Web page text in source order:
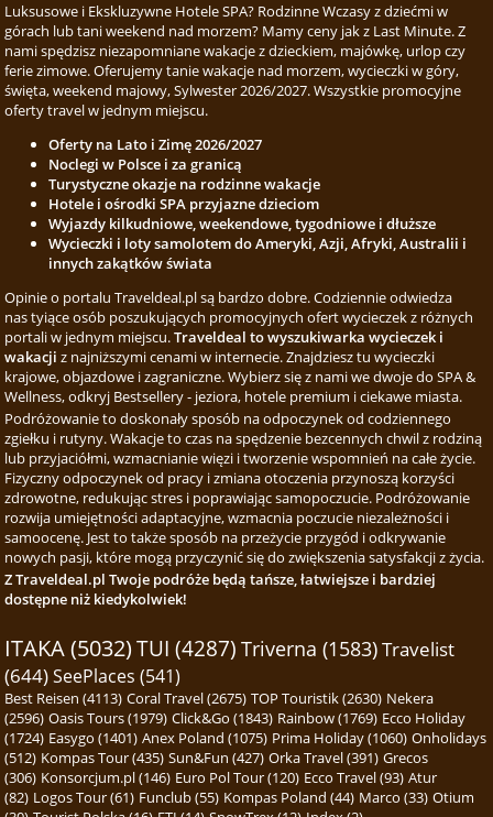
Luksusowe i Ekskluzywne Hotele SPA? Rodzinne Wczasy z dziećmi w
górach lub tani weekend nad morzem? Mamy ceny jak z Last Minute. Z
nami spędzisz niezapomniane wakacje z dzieckiem, majówkę, urlop czy
ferie zimowe. Oferujemy tanie wakacje nad morzem, wycieczki w góry,
święta, weekend majowy, Sylwester 2026/2027. Wszystkie promocyjne
oferty travel w jednym miejscu.
Oferty na Lato i Zimę 2026/2027
Noclegi w Polsce i za granicą
Turystyczne okazje na rodzinne wakacje
Hotele i ośrodki SPA przyjazne dzieciom
Wyjazdy kilkudniowe, weekendowe, tygodniowe i dłuższe
Wycieczki i loty samolotem do Ameryki, Azji, Afryki, Australii i
innych zakątków świata
Opinie o portalu Traveldeal.pl są bardzo dobre. Codziennie odwiedza
nas tyiące osób poszukujących promocyjnych ofert wycieczek z różnych
portali w jednym miejscu.Traveldeal to wyszukiwarka wycieczek i
wakacji z najniższymi cenami w internecie. Znajdziesz tu wycieczki
krajowe, objazdowe i zagraniczne. Wybierz się z nami we dwoje do SPA &
Wellness, odkryj Bestsellery - jeziora, hotele premium i ciekawe miasta.
Podróżowanie to doskonały sposób na odpoczynek od codziennego
zgiełku i rutyny. Wakacje to czas na spędzenie bezcennych chwil z rodziną
lub przyjaciółmi, wzmacnianie więzi i tworzenie wspomnień na całe życie.
Fizyczny odpoczynek od pracy i zmiana otoczenia przynoszą korzyści
zdrowotne, redukując stres i poprawiając samopoczucie. Podróżowanie
rozwija umiejętności adaptacyjne, wzmacnia poczucie niezależności i
samoocenę. Jest to także sposób na przeżycie przygód i odkrywanie
nowych pasji, które mogą przyczynić się do zwiększenia satysfakcji z życia.
Z Traveldeal.pl Twoje podróże będą tańsze, łatwiejsze i bardziej
dostępne niż kiedykolwiek!
ITAKA (5032)TUI (4287) Triverna (1583)Travelist
(644) SeePlaces (541)
Best Reisen (4113) Coral Travel (2675) TOP Touristik (2630) Nekera
(2596) Oasis Tours (1979) Click&Go (1843) Rainbow (1769) Ecco Holiday
(1724) Easygo (1401) Anex Poland (1075) Prima Holiday (1060) Onholidays
(512) Kompas Tour (435) Sun&Fun (427) Orka Travel (391) Grecos
(306) Konsorcjum.pl (146) Euro Pol Tour (120) Ecco Travel (93) Atur
(82) Logos Tour (61) Funclub (55) Kompas Poland (44) Marco (33) Otium